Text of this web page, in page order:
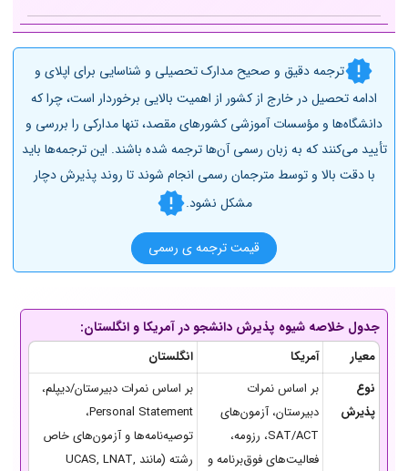
ترجمه دقیق و صحیح مدارک تحصیلی و شناسایی برای اپلای و
ادامه تحصیل در خارج از کشور از اهمیت بالایی برخوردار است، چرا که
دانشگاه‌ها و مؤسسات آموزشی کشورهای مقصد، تنها مدارکی را بررسی و
تأیید می‌کنند که به زبان رسمی آن‌ها ترجمه شده باشند. این ترجمه‌ها باید
با دقت بالا و توسط مترجمان رسمی انجام شوند تا روند پذیرش دچار
مشکل نشود.
قیمت ترجمه ی رسمی
جدول خلاصه شیوه پذیرش دانشجو در آمریکا و انگلستان:
معیار آمریکا
انگلستان
نوع
پذیرش
بر اساس نمرات
دبیرستان، آزمون‌های
SAT/ACT، رزومه،
فعالیت‌های فوق‌برنامه و
بر اساس نمرات دبیرستان/دیپلم،
Personal Statement،
توصیه‌نامه‌ها و آزمون‌های خاص
رشته (مانند UCAS, LNAT,